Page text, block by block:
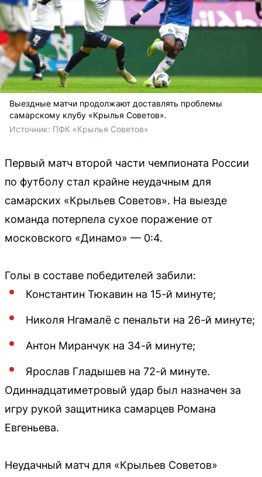
Выездные матчи продолжают доставлять проблемы
самарскому клубу «Крылья Советов».
Источник: ПФК «Крылья Советов»
Первый матч второй части чемпионата России
по футболу стал крайне неудачным для
самарских «Крыльев Советов». На выезде
команда потерпела сухое поражение от
московского «Динамо» — 0:4.
Голы в составе победителей забили:
Константин Тюкавин на 15-й минуте;
Николя Нгамалё с пенальти на 26-й минуте;
Антон Миранчук на 34-й минуте;
Ярослав Гладышев на 72-й минуте.
Одиннадцатиметровый удар был назначен за
игру рукой защитника самарцев Романа
Евгеньева.
Неудачный матч для «Крыльев Советов»